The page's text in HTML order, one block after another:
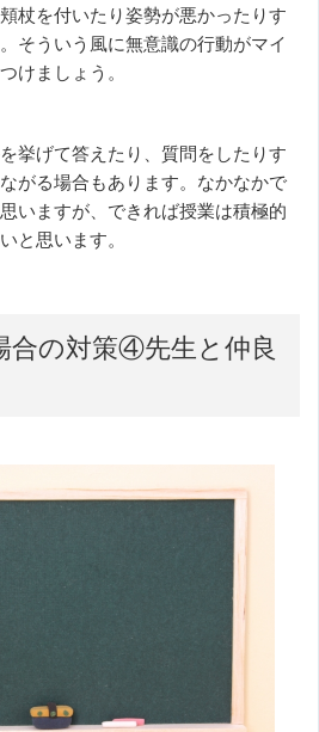
杖を付いたり姿勢が悪かったりす
そういう風に無意識の行動がマイ
けましょう。
挙げて答えたり、質問をしたりす
がる場合もあります。なかなかで
いますが、できれば授業は積極的
と思います。
合の対策④先生と仲良